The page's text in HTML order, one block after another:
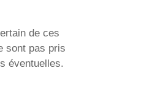
de ces
sont pas pris
éventuelles.